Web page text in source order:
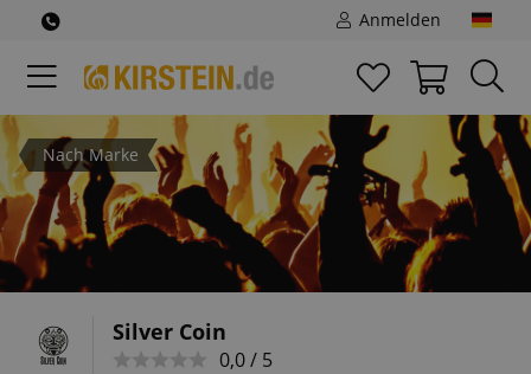
Anmelden
Nach Marke
Silver Coin
0,0 / 5